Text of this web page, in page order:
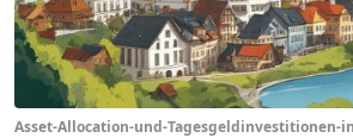
Asset-Allocation-und-Tagesgeldinvestitionen-